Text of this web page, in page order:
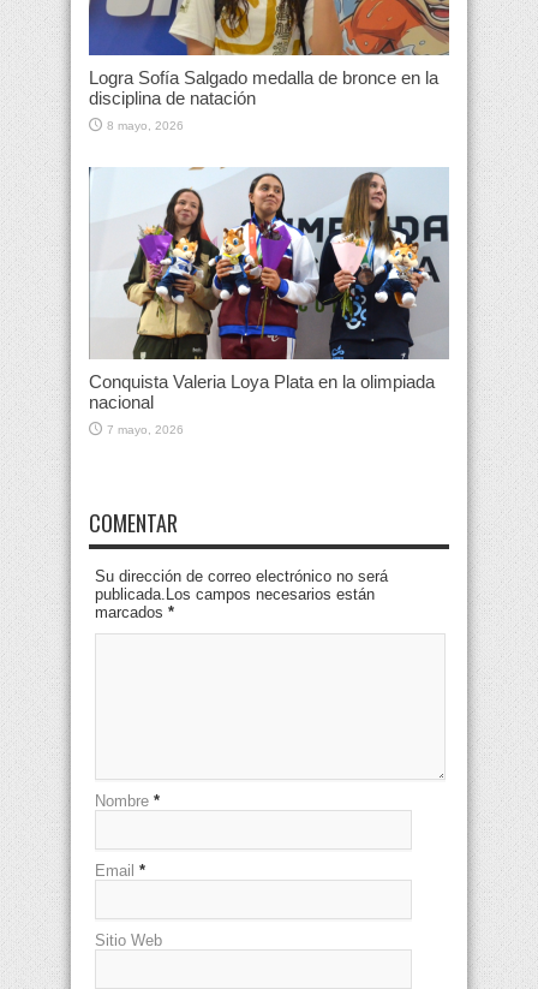
Logra Sofía Salgado medalla de bronce en la
disciplina de natación
8 mayo, 2026
Conquista Valeria Loya Plata en la olimpiada
nacional
7 mayo, 2026
COMENTAR
Su dirección de correo electrónico no será
publicada.Los campos necesarios están
marcados *
Nombre *
Email *
Sitio Web